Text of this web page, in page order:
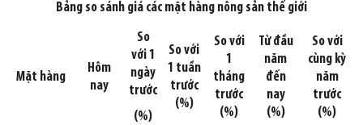
Bảng so sánh giá các mặt hàng nông sản thế giới
Mặt hàng
Hôm
nay
So
với 1
ngày
trước
(%)
So với
1 tuần
trước
(%)
So với
1
tháng
trước
(%)
Từ đầu
năm
đến
nay
(%)
So với
cùng kỳ
năm
trước
(%)